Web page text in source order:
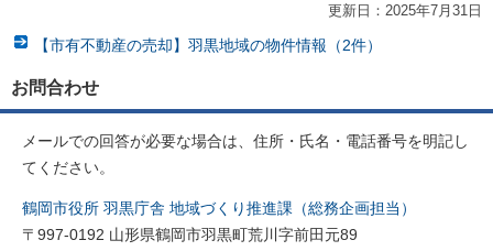
更新日：2025年7月31日
【市有不動産の売却】羽黒地域の物件情報（2件）
お問合わせ
メールでの回答が必要な場合は、住所・氏名・電話番号を明記し
てください。
鶴岡市役所 羽黒庁舎 地域づくり推進課（総務企画担当）
〒997-0192 山形県鶴岡市羽黒町荒川字前田元89